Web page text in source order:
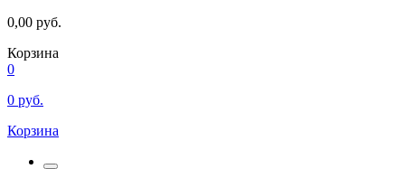
0,00 руб.
Корзина
0
0 руб.
Корзина